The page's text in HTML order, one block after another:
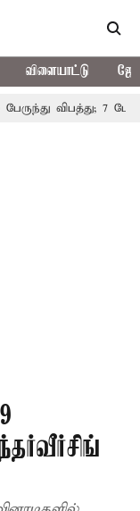
விளையாட்டு
விபத்து; 7 பேர் பலி